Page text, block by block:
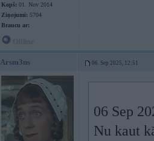
Kopš: 01. Nov 2014
Ziņojumi: 5704
Braucu ar:
Arsm3ns 06. Sep 2025, 12:51
06 Sep
Nu kaut